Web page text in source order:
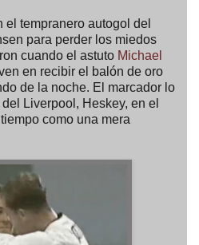
el tempranero autogol del
para perder los miedos
cuando el astuto Michael
en recibir el balón de oro
de la noche. El marcador lo
Liverpool, Heskey, en el
como una mera